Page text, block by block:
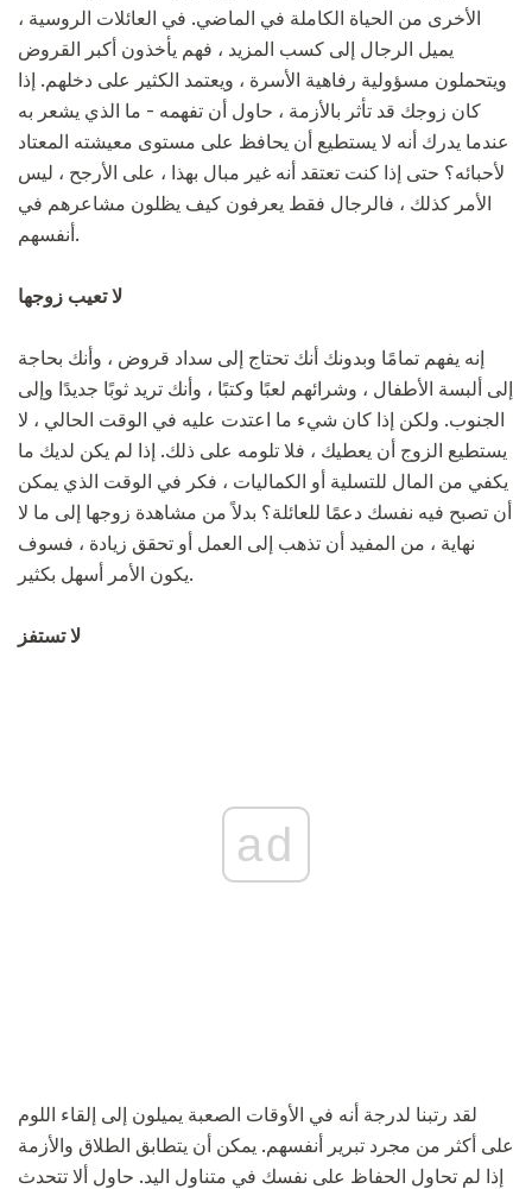
الأخرى من الحياة الكاملة في الماضي. في العائلات الروسية ،
يميل الرجال إلى كسب المزيد ، فهم يأخذون أكبر القروض
ويتحملون مسؤولية رفاهية الأسرة ، ويعتمد الكثير على دخلهم. إذا
كان زوجك قد تأثر بالأزمة ، حاول أن تفهمه - ما الذي يشعر به
عندما يدرك أنه لا يستطيع أن يحافظ على مستوى معيشته المعتاد
لأحبائه؟ حتى إذا كنت تعتقد أنه غير مبال بهذا ، على الأرجح ، ليس
الأمر كذلك ، فالرجال فقط يعرفون كيف يظلون مشاعرهم في
أنفسهم.
لا تعيب زوجها
إنه يفهم تمامًا وبدونك أنك تحتاج إلى سداد قروض ، وأنك بحاجة
إلى ألبسة الأطفال ، وشرائهم لعبًا وكتبًا ، وأنك تريد ثوبًا جديدًا وإلى
الجنوب. ولكن إذا كان شيء ما اعتدت عليه في الوقت الحالي ، لا
يستطيع الزوج أن يعطيك ، فلا تلومه على ذلك. إذا لم يكن لديك ما
يكفي من المال للتسلية أو الكماليات ، فكر في الوقت الذي يمكن
أن تصبح فيه نفسك دعمًا للعائلة؟ بدلاً من مشاهدة زوجها إلى ما لا
نهاية ، من المفيد أن تذهب إلى العمل أو تحقق زيادة ، فسوف
يكون الأمر أسهل بكثير.
لا تستفز
ad
لقد رتبنا لدرجة أنه في الأوقات الصعبة يميلون إلى إلقاء اللوم
على أكثر من مجرد تبرير أنفسهم. يمكن أن يتطابق الطلاق والأزمة
إذا لم تحاول الحفاظ على نفسك في متناول اليد. حاول ألا تتحدث